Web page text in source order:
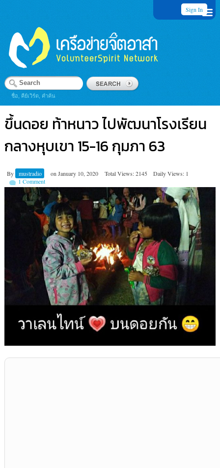
Sign In
ชื่อ, คีย์เวิร์ด, คำค้น
ขึ้นดอย ท้าหนาว ไปพัฒนาโรงเรียน
กลางหุบเขา 15-16 กุมภา 63
By mustradio on January 10, 2020 Total Views: 2145
Daily Views: 1
1 Comment